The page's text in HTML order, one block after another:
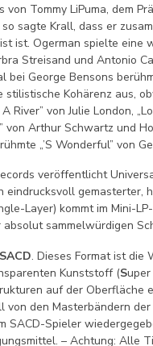
Tommy LiPuma, dem
sagte Krall, dass er
ist. Ogerman spielte eine
Streisand und Antonio
bei George Bensons
Kohärenz aus,
von Julie London,
Arthur Schwartz und
„’S Wonderful” von
veröffentlicht
eindrucksvoll gemasterter,
Layer) kommt im Mini-
sammelwürdigen
. Dieses Format ist die
Kunststoff (Super
auf der Oberfläche
den Masterbändern
SACD-Spieler
– Achtung: Alle